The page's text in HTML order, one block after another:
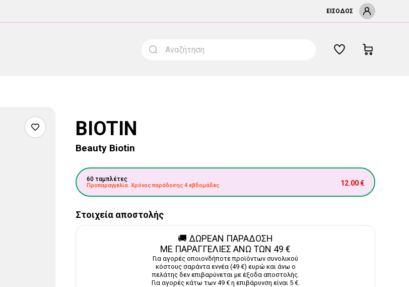
ΕΊΣΟΔΟΣ
BIOTIN
Beauty Biotin
60 ταμπλέτες
Προπαραγγελία. Χρόνος παράδοσης 4 εβδομάδες. 12.00€
Στοιχεία αποστολής
🚚 ΔΩΡΕΑΝ ΠΑΡΑΔΟΣΗ
ΜΕ ΠΑΡΑΓΓΕΛΙΕΣ ΑΝΩ ΤΩΝ 49 €
Για αγορές οποιονδήποτε προϊόντων συνολικού
κόστους σαράντα εννέα (49 €) ευρώ και άνω ο
πελάτης δεν επιβαρύνεται με έξοδα αποστολής.
Για αγορές κάτω των 49 € η επιβάρυνση είναι 5 €.